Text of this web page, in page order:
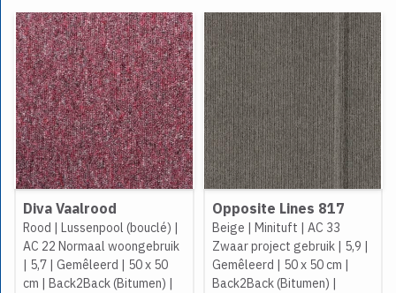
Diva Vaalrood
Rood | Lussenpool (bouclé) |
AC 22 Normaal woongebruik
| 5,7 | Gemêleerd | 50 x 50
cm | Back2Back (Bitumen) |
Opposite Lines 817
Beige | Minituft | AC 33
Zwaar project gebruik| 5,9 |
Gemêleerd | 50 x 50 cm |
Back2Back (Bitumen) |